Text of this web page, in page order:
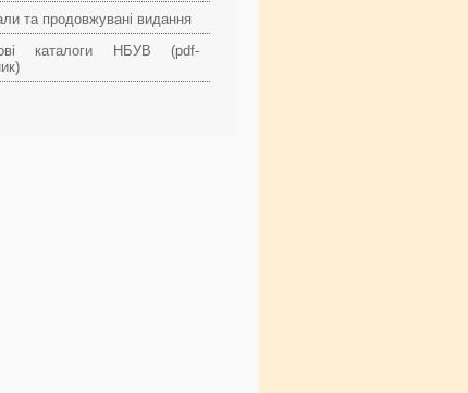
та продовжувані видання
каталоги НБУВ (pdf-